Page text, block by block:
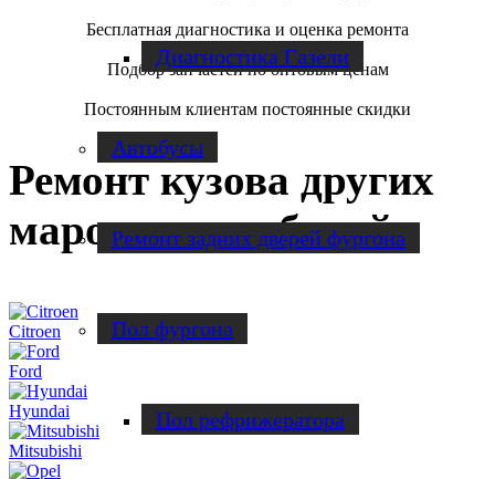
Диагностика Газели
Автобусы
Ремонт задних дверей фургона
Пол фургона
Пол рефрижератора
Бесплатная диагностика и оценка ремонта
Подбор запчастей по оптовым ценам
Постоянным клиентам постоянные скидки
Ремонт кузова других
марок автомобилей
Citroen
Ford
Hyundai
Mitsubishi